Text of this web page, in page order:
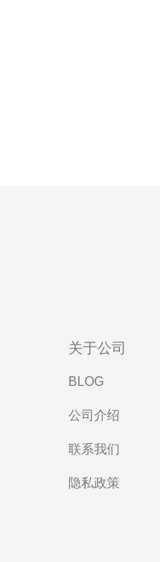
关于公司
BLOG
公司介绍
联系我们
隐私政策